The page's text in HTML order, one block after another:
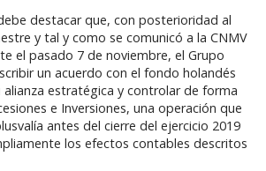
destacar que, con posterioridad al
y tal y como se comunicó a la CNMV
el pasado 7 de noviembre, el Grupo
un acuerdo con el fondo holandés
alianza estratégica y controlar de forma
e Inversiones, una operación que
antes del cierre del ejercicio 2019
los efectos contables descritos